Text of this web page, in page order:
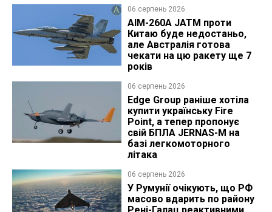
06 серпень 2026
AIM-260A JATM проти
Китаю буде недостаньо,
але Австралія готова
чекати на цю ракету ще 7
років
06 серпень 2026
Edge Group раніше хотіла
купити українську Fire
Point, а тепер пропонує
свій БПЛА JERNAS-M на
базі легкомоторного
літака
06 серпень 2026
У Румунії очікують, що РФ
масово вдарить по району
Рені-Галац реактивними